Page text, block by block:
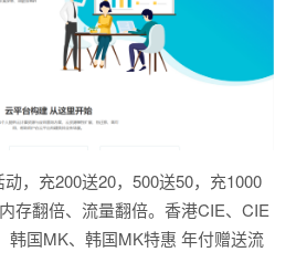
，充200送20，500送50，充1000
存翻倍、流量翻倍。香港CIE、CIE
韩国MK、韩国MK特惠 年付赠送流